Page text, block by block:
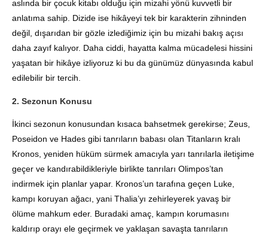
aslında bir çocuk kitabı olduğu için mizahi yönü kuvvetli bir
anlatıma sahip Dizide ise hikâyeyi tek bir karakterin zihninden
değil, dışarıdan bir gözle izlediğimiz için bu mizahi bakış açısı
daha zayıf kalıyor. Daha ciddi, hayatta kalma mücadelesi hissini
yaşatan bir hikâye izliyoruz ki bu da günümüz dünyasında kabul
edilebilir bir tercih
2. Sezonun Konusu
İkinci sezonun konusundan kısaca bahsetmek gerekirse; Zeus,
Poseidon ve Hades gibi tanrıların babası olan Titanların kralı
Kronos, yeniden hüküm sürmek amacıyla yarı tanrılarla iletişime
geçer ve kandırabildikleriyle birlikte tanrıları Olimpos’tan
indirmek için planlar yapar. Kronos’un tarafına geçen Luke,
kampı koruyan ağacı, yani Thalia’yı zehirleyerek yavaş bir
ölüme mahkum eder. Buradaki amaç, kampın korumasını
kaldırıp orayı ele geçirmek ve yaklaşan savaşta tanrıların